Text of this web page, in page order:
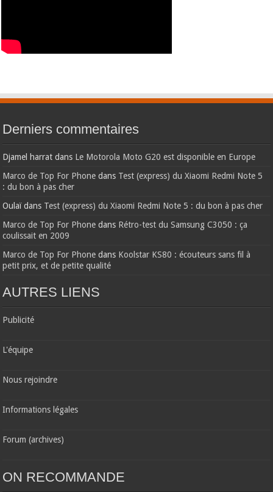
Derniers commentaires
Djamel harrat dans Le Motorola Moto G20 est disponible en Europe
Marco de Top For Phone dans Test (express) du Xiaomi Redmi Note 5
: du bon à pas cher
Oulaïdans Test (express) du Xiaomi Redmi Note 5 : du bon à pas cher
Marco de Top For Phone dans Rétro-test du Samsung C3050 : ça
coulissait en 2009
Marco de Top For Phone dans Koolstar KS80 : écouteurs sans fil à
petit prix, et de petite qualité
AUTRES LIENS
Publicité
L'équipe
Nous rejoindre
Informations légales
Forum (archives)
ON RECOMMANDE